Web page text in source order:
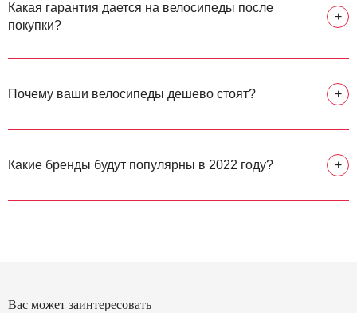
Какая гарантия дается на велосипеды после
покупки?
+
Почему ваши велосипеды дешево стоят? +
Какие бренды будут популярны в 2022 году? +
Вас может заинтересовать